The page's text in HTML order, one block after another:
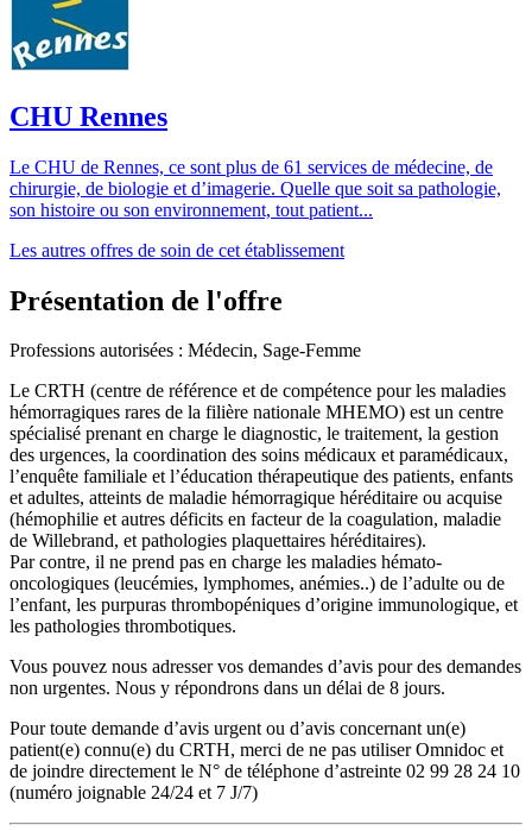
CHU Rennes
Le CHU de Rennes, ce sont plus de 61 services de médecine, de
chirurgie, de biologie et d’imagerie. Quelle que soit sa pathologie,
son histoire ou son environnement, tout patient...
Les autres offres de soin de cet établissement
Présentation de l'offre
Professions autorisées : Médecin, Sage-Femme
Le CRTH (centre de référence et de compétence pour les maladies
hémorragiques rares de la filière nationale MHEMO) est un centre
spécialisé prenant en charge le diagnostic, le traitement, la gestion
des urgences, la coordination des soins médicaux et paramédicaux,
l’enquête familiale et l’éducation thérapeutique des patients, enfants
et adultes, atteints de maladie hémorragique héréditaire ou acquise
(hémophilie et autres déficits en facteur de la coagulation, maladie
de Willebrand, et pathologies plaquettaires héréditaires).
Par contre, il ne prend pas en charge les maladies hémato-
oncologiques (leucémies, lymphomes, anémies..) de l’adulte ou de
l’enfant, les purpuras thrombopéniques d’origine immunologique, et
les pathologies thrombotiques.
Vous pouvez nous adresser vos demandes d’avis pour des demandes
non urgentes. Nous y répondrons dans un délai de 8 jours.
Pour toute demande d’avis urgent ou d’avis concernant un(e)
patient(e) connu(e) du CRTH, merci de ne pas utiliser Omnidoc et
de joindre directement le N° de téléphone d’astreinte 02 99 28 24 10
(numéro joignable 24/24 et 7 J/7)